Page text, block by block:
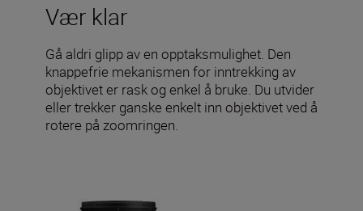
Vær klar
Gå aldri glipp av en opptaksmulighet. Den
knappefrie mekanismen for inntrekking av
objektivet er rask og enkel å bruke. Du utvider
eller trekker ganske enkelt inn objektivet ved å
rotere på zoomringen.